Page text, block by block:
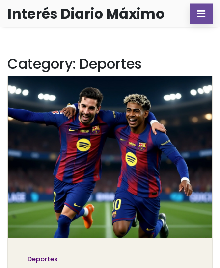
Interés Diario Máximo
Category: Deportes
Deportes